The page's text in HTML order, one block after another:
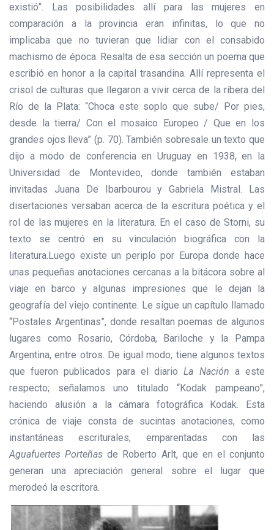
existió”. Las posibilidades allí para las mujeres en
comparación a la provincia eran infinitas, lo que no
implicaba que no tuvieran que lidiar con el consabido
machismo de época. Resalta de esa sección un poema que
escribió en honor a la capital trasandina. Allí representa el
crisol de culturas que llegaron a vivir cerca de la ribera del
Río de la Plata: “Choca este soplo que sube/ Por pies,
desde la tierra/ Con el mosaico Europeo / Que en los
grandes ojos lleva” (p. 70). También sobresale un texto que
dijo a modo de conferencia en Uruguay en 1938, en la
Universidad de Montevideo, donde también estaban
invitadas Juana De Ibarbourou y Gabriela Mistral. Las
disertaciones versaban acerca de la escritura poética y el
rol de las mujeres en la literatura. En el caso de Storni, su
texto se centró en su vinculación biográfica con la
literatura. Luego existe un periplo por Europa donde hace
unas pequeñas anotaciones cercanas a la bitácora sobre al
viaje en barco y algunas impresiones que le dejan la
geografía del viejo continente. Le sigue un capítulo llamado
“Postales Argentinas”, donde resaltan poemas de algunos
lugares como Rosario, Córdoba, Bariloche y la Pampa
Argentina, entre otros. De igual modo, tiene algunos textos
que fueron publicados para el diarioLa Nación a este
respecto; señalamos uno titulado “Kodak pampeano”,
haciendo alusión a la cámara fotográfica Kodak. Esta
crónica de viaje consta de sucintas anotaciones, como
instantáneas escriturales, emparentadas con las
Aguafuertes Porteñas de Roberto Arlt, que en el conjunto
generan una apreciación general sobre el lugar que
merodeó la escritora.